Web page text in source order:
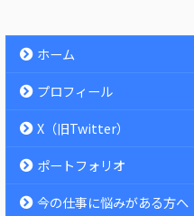
ホーム
プロフィール
X（旧Twitter）
ポートフォリオ
今の仕事に悩みがある方へ